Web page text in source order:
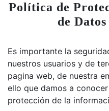
Política de
de
Es importante la
nuestros usuarios y de
pagina web, de nuestra
ello que damos a
protección de la